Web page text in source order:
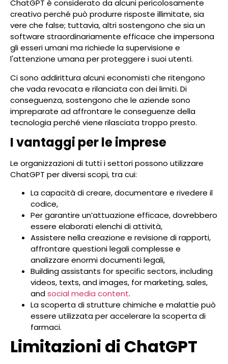
ChatGPT è considerato da alcuni pericolosamente
creativo perché può produrre risposte illimitate, sia
vere che false; tuttavia, altri sostengono che sia un
software straordinariamente efficace che impersona
gli esseri umani ma richiede la supervisione e
l'attenzione umana per proteggere i suoi utenti.
Ci sono addirittura alcuni economisti che ritengono
che vada revocata e rilanciata con dei limiti. Di
conseguenza, sostengono che le aziende sono
impreparate ad affrontare le conseguenze della
tecnologia perché viene rilasciata troppo presto.
I vantaggi per le imprese
Le organizzazioni di tutti i settori possono utilizzare
ChatGPT per diversi scopi, tra cui:
La capacità di creare, documentare e rivedere il
codice,
Per garantire un’attuazione efficace, dovrebbero
essere elaborati elenchi di attività,
Assistere nella creazione e revisione di rapporti,
affrontare questioni legali complesse e
analizzare enormi documenti legali,
Building assistants for specific sectors, including
videos, texts, and images, for marketing, sales,
andsocial media content.
La scoperta di strutture chimiche e malattie può
essere utilizzata per accelerare la scoperta di
farmaci.
Limitazioni di ChatGPT